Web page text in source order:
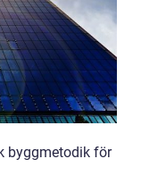
byggmetodik för